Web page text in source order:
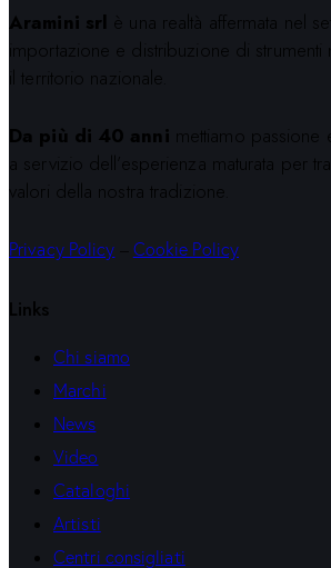
Aramini srl è una realtà affermata nel
importazione e distribuzione di strumenti
il territorio nazionale.
Da più di 40 anni mettiamo passione
a servizio dell’esperienza maturata per
valori della nostra tradizione.
Privacy Policy Cookie Policy
Links
Chi siamo
Marchi
News
Video
Cataloghi
Artisti
Centri consigliati